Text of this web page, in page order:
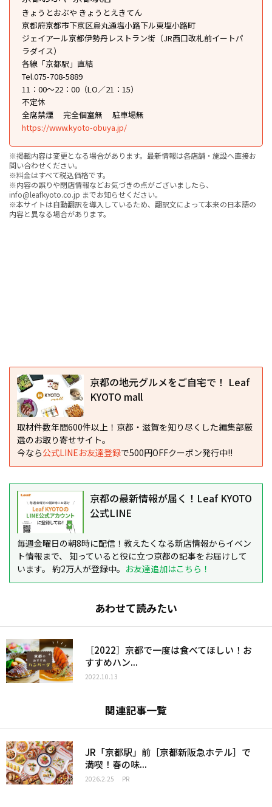
きょうとおぶや きょうとえきてん
京都府京都市下京区烏丸通塩小路下ル東塩小路町
ジェイアール京都伊勢丹レストラン街（JR西口改札前イートパ
ラダイス）
各線「京都駅」直結
Tel.075-708-5889
11：00～22：00（LO／21：15）
不定休
全席禁煙
完全個室無
駐車場無
https://www.kyoto-obuya.jp/
※掲載内容は変更となる場合があります。最新情報は各店舗・施設へ直接お
問い合わせください。
※料金はすべて税込価格です。
※内容の誤りや閉店情報などお気づきの点がございましたら、
info@leafkyoto.co.jp までお知らせください。
※本サイトは自動翻訳を導入しているため、翻訳文によって本来の日本語の
内容と異なる場合があります。
京都の地元グルメをご自宅で！ Leaf
KYOTO mall
取材件数年間600件以上！京都・滋賀を知り尽くした編集部厳
選のお取り寄せサイト。
今なら公式LINEお友達登録で500円OFFクーポン発行中!!
京都の最新情報が届く！Leaf KYOTO
公式LINE
毎週金曜日の朝8時に配信！教えたくなる新店情報からイベン
ト情報まで、 知っていると役に立つ京都の記事をお届けして
います。 約2万人が登録中。 お友達追加はこちら！
あわせて読みたい
［2022］京都で一度は食べてほしい！お
すすめハン...
2022.10.13
関連記事一覧
JR「京都駅」前［京都新阪急ホテル］で
満喫！春の味...
2026.2.25 PR